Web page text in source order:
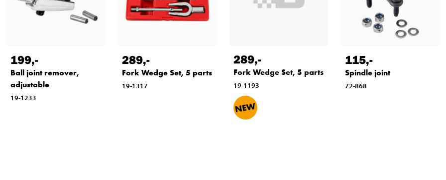
199,-
Ball joint remover,
adjustable
19-1233
289,-
Fork Wedge Set, 5 parts
19-1317
289,-
Fork Wedge Set, 5 parts
19-1193
115,-
Spindle joint
72-868